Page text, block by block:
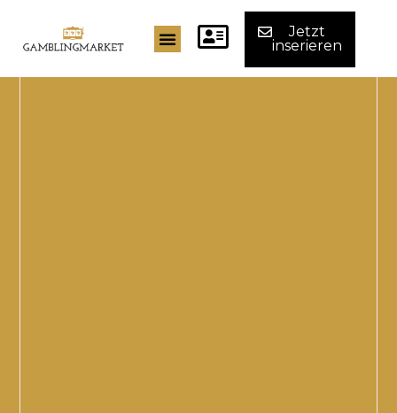
Jetzt
inserieren